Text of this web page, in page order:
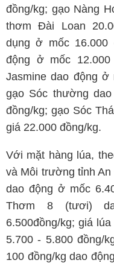
đồng/kg; gạo Nàng
thơm Đài Loan
dụng ở mốc 16.000
động ở mốc
Jasmine dao động ở
gạo Sóc thường
đồng/kg; gạo Sóc
giá 22.000 đồng/kg.
Với mặt hàng lúa,
và Môi trường tỉnh An
dao động ở mốc
Thơm 8 (tươi)
6.500đồng/kg; giá
5.700 - 5.800 đồng/
100 đồng/kg dao